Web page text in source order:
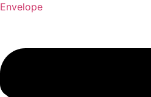
Envelope